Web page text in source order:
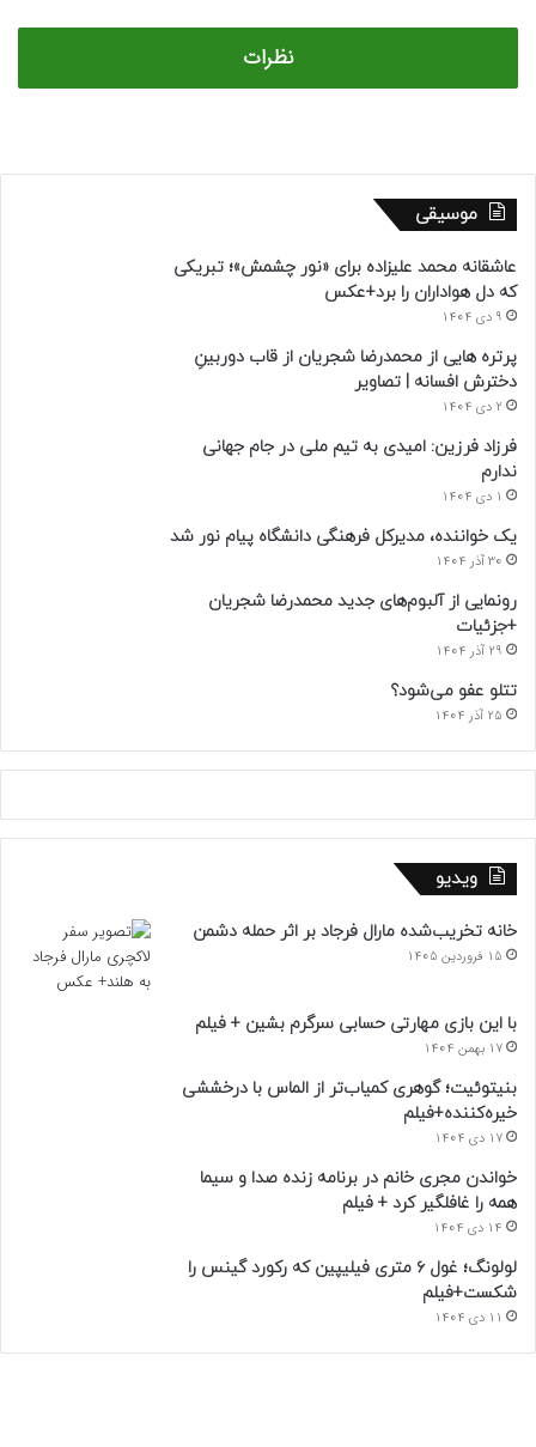
نظرات
موسیقی
عاشقانه محمد علیزاده برای «نور چشمش»؛ تبریکی
که دل هواداران را برد+عکس
9 دی 1404
پرتره هایی از محمدرضا شجریان از قاب دوربینِ
دخترش افسانه | تصاویر
2 دی 1404
فرزاد فرزین: امیدی به تیم ملی در جام جهانی
ندارم
1 دی 1404
یک خواننده، مدیرکل فرهنگی دانشگاه پیام نور شد
30 آذر 1404
رونمایی از آلبوم‌های جدید محمدرضا شجریان
+جزئیات
29 آذر 1404
تتلو عفو می‌شود؟
25 آذر 1404
ویدیو
خانه تخریب‌شده مارال فرجاد بر اثر حمله دشمن
15 فروردین 1405
با این بازی مهارتی حسابی سرگرم بشین + فیلم
17 بهمن 1404
بنیتوئیت؛ گوهری کمیاب‌تر از الماس با درخششی
خیره‌کننده+فیلم
17 دی 1404
خواندن مجری خانم در برنامه زنده صدا و سیما
همه را غافلگیر کرد + فیلم
14 دی 1404
لولونگ؛ غول ۶ متری فیلیپین که رکورد گینس را
شکست+فیلم
11 دی 1404